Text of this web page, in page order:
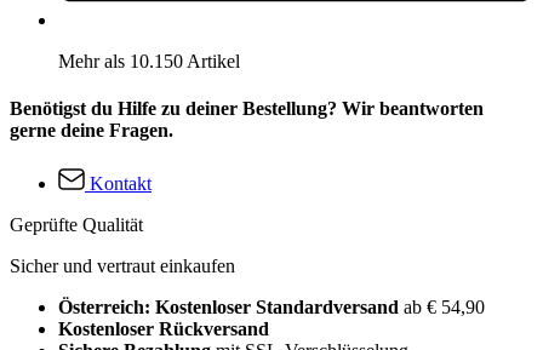
Mehr als 10.150 Artikel
Benötigst du Hilfe zu deiner Bestellung? Wir beantworten
gerne deine Fragen.
Kontakt
Geprüfte Qualität
Sicher und vertraut einkaufen
Österreich: Kostenloser Standardversand ab € 54,90
Kostenloser Rückversand